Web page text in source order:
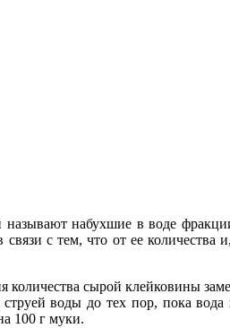
набухшие в воде
с тем, что от ее количества
количества сырой клейковины
воды до тех пор, пока
100 г муки.